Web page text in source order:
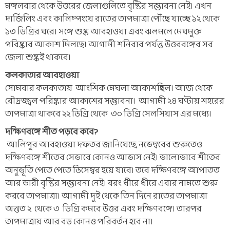
মঙ্গলবার থেকে উত্তরের জেলাগুলিতে বৃষ্টির সম্ভাবনা নেই। এখন
দার্জিলিং এবং কালিম্পংয়ে রাতের তাপমাত্রা পৌঁছে যাচ্ছে ১২ থেকে
১৩ ডিগ্রির ঘরে। সঙ্গে শুষ্ক আবহাওয়া এবং ঝলমলে মেঘমুক্ত
পরিষ্কার আকাশ মিলছে। আগামী শনিবার পর্যন্ত উত্তরবঙ্গের সব
জেলা শুষ্কই থাকবে।
কলকাতার আবহাওয়া
সোমবার কলকাতায় আংশিক মেঘলা আকাশছিল। আজ থেকে
রৌদ্রজ্জ্বল পরিষ্কার আকাশের সম্ভাবনা। আগামী ২৪ ঘণ্টায় শহরের
তাপমাত্রা থাকবে ২২ ডিগ্রি থেকে ৩০ ডিগ্রি সেলসিয়াস এর মধ্যে।
দক্ষিণবঙ্গে শীত পড়বে কবে?
আলিপুর আবহাওয়া দফতর জানিয়েছে, নভেম্বরের শুরুতেও
দক্ষিণবঙ্গে শীতের সেভাবে কোনও আভাস নেই। ভালোভাবে শীতের
অনুভূতি পেতে পেতে ডিসেম্বর হয়ে যাবে। তবে দক্ষিণবঙ্গে আপাতত
আর ভারী বৃষ্টির সম্ভাবনা নেই। বরং ধীরে ধীরে এবার নামতে শুরু
করবে তাপমাত্রা। আগামী দুই থেকে তিন দিনে রাতের তাপমাত্রা
অন্তত ২ থেকে ৩ ডিগ্রি কমবে উত্তর এবং দক্ষিণবঙ্গে। তারপর
তাপমাত্রায় আর বড় কোনও পরিবর্তন হবে না।